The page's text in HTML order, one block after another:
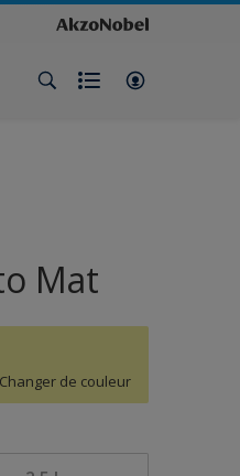
Mat
Changer de couleur